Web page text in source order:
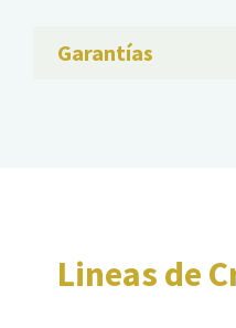
Garantías
Lineas de